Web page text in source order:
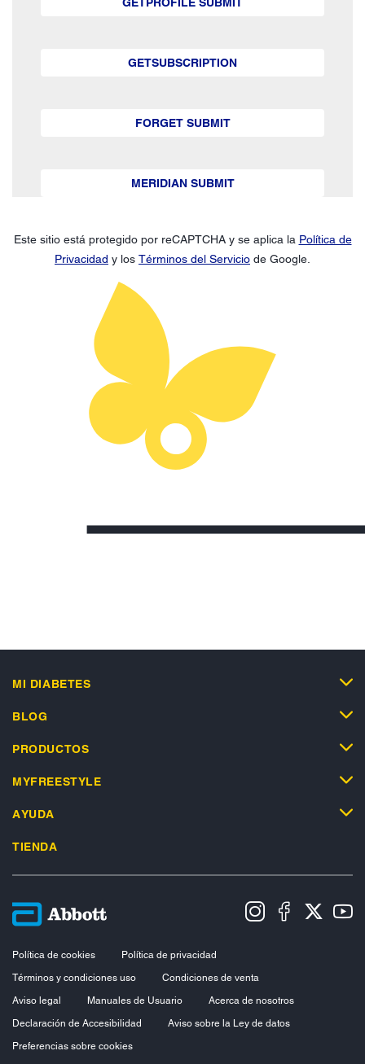
GETSUBSCRIPTION
FORGET SUBMIT
MERIDIAN SUBMIT
Este sitio está protegido por reCAPTCHA y se aplica la Política de
Privacidad y los Términos del Servicio de Google.
MI DIABETES
BLOG
PRODUCTOS
MYFREESTYLE
AYUDA
TIENDA
Política de cookies
Política de privacidad
Términos y condiciones uso
Condiciones de venta
Aviso legal
Manuales de Usuario
Acerca de nosotros
Declaración de Accesibilidad
Aviso sobre la Ley de datos
Preferencias sobre cookies